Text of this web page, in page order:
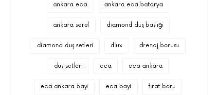
ankara eca ankara eca batarya
ankara serel diamond duş başlığı
diamond duş setleri dlux drenaj borusu
duş setleri eca eca ankara
eca ankara bayi eca bayi fırat boru